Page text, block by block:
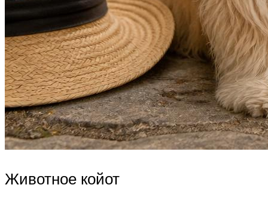
Животное койот